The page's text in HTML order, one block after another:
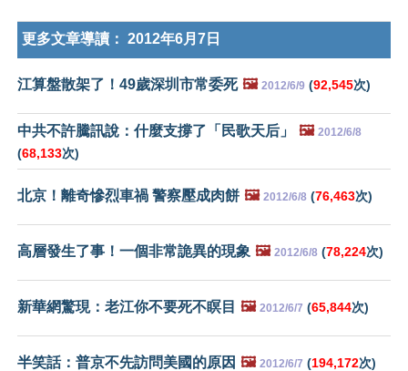
更多文章導讀： 2012年6月7日
江算盤散架了！49歲深圳市常委死 🖼️ 2012/6/9 (92,545次)
中共不許騰訊說：什麼支撐了「民歌天后」 🖼️ 2012/6/8
(68,133次)
北京！離奇慘烈車禍 警察壓成肉餅 🖼️ 2012/6/8 (76,463次)
高層發生了事！一個非常詭異的現象 🖼️ 2012/6/8 (78,224次)
新華網驚現：老江你不要死不瞑目 🖼️ 2012/6/7 (65,844次)
半笑話：普京不先訪問美國的原因 🖼️ 2012/6/7 (194,172次)